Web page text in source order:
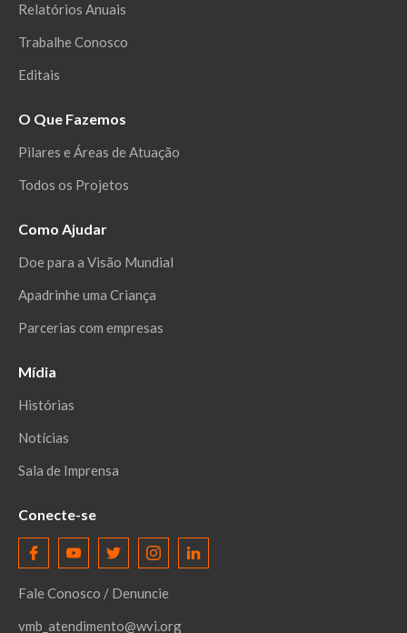
Relatórios Anuais
Trabalhe Conosco
Editais
O Que Fazemos
Pilares e Áreas de Atuação
Todos os Projetos
Como Ajudar
Doe para a Visão Mundial
Apadrinhe uma Criança
Parcerias com empresas
Mídia
Histórias
Notícias
Sala de Imprensa
Conecte-se
Fale Conosco / Denuncie
vmb_atendimento@wvi.org